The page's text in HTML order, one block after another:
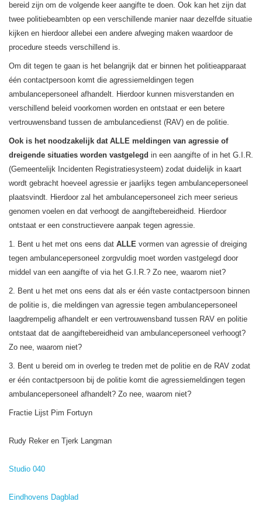
bereid zijn om de volgende keer aangifte te doen. Ook kan het zijn dat
twee politiebeambten op een verschillende manier naar dezelfde situatie
kijken en hierdoor allebei een andere afweging maken waardoor de
procedure steeds verschillend is.
Om dit tegen te gaan is het belangrijk dat er binnen het politieapparaat
één contactpersoon komt die agressiemeldingen tegen
ambulancepersoneel afhandelt. Hierdoor kunnen misverstanden en
verschillend beleid voorkomen worden en ontstaat er een betere
vertrouwensband tussen de ambulancedienst (RAV) en de politie.
Ook is het noodzakelijk dat ALLE meldingen van agressie of
dreigende situaties worden vastgelegd in een aangifte of in het G.I.R.
(Gemeentelijk Incidenten Registratiesysteem) zodat duidelijk in kaart
wordt gebracht hoeveel agressie er jaarlijks tegen ambulancepersoneel
plaatsvindt. Hierdoor zal het ambulancepersoneel zich meer serieus
genomen voelen en dat verhoogt de aangiftebereidheid. Hierdoor
ontstaat er een constructievere aanpak tegen agressie.
1. Bent u het met ons eens dat ALLE vormen van agressie of dreiging
tegen ambulancepersoneel zorgvuldig moet worden vastgelegd door
middel van een aangifte of via het G.I.R.? Zo nee, waarom niet?
2. Bent u het met ons eens dat als er één vaste contactpersoon binnen
de politie is, die meldingen van agressie tegen ambulancepersoneel
laagdrempelig afhandelt er een vertrouwensband tussen RAV en politie
ontstaat dat de aangiftebereidheid van ambulancepersoneel verhoogt?
Zo nee, waarom niet?
3. Bent u bereid om in overleg te treden met de politie en de RAV zodat
er één contactpersoon bij de politie komt die agressiemeldingen tegen
ambulancepersoneel afhandelt? Zo nee, waarom niet?
Fractie Lijst Pim Fortuyn
Rudy Reker en Tjerk Langman
Studio 040
Eindhovens Dagblad